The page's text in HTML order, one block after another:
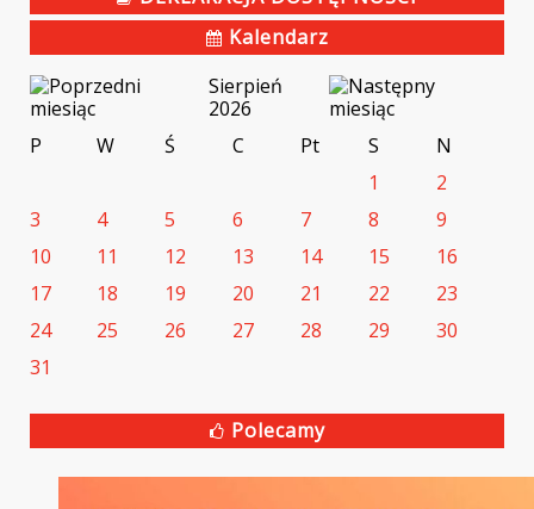
Kalendarz
Sierpień
2026
P
W Ś C Pt S
N
1
2
3
4 5 6 7 8
9
10
11 12 13 14 15
16
17
18 19 20 21 22
23
24
25 26 27 28 29
30
31
Polecamy